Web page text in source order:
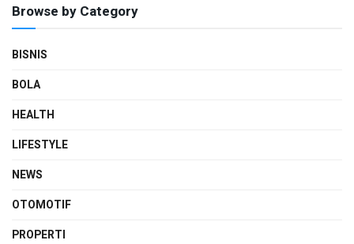
Browse by Category
BISNIS
BOLA
HEALTH
LIFESTYLE
NEWS
OTOMOTIF
PROPERTI